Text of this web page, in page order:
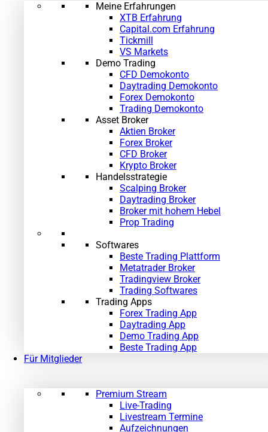
Meine Erfahrungen
XTB Erfahrung
Capital.com Erfahrung
Tickmill
VS Markets
Demo Trading
CFD Demokonto
Daytrading Demokonto
Forex Demokonto
Trading Demokonto
Asset Broker
Aktien Broker
Forex Broker
CFD Broker
Krypto Broker
Handelsstrategie
Scalping Broker
Daytrading Broker
Broker mit hohem Hebel
Prop Trading
Softwares
Beste Trading Plattform
Metatrader Broker
Tradingview Broker
Trading Softwares
Trading Apps
Forex Trading App
Daytrading App
Demo Trading App
Beste Trading App
Für Mitglieder
Premium Stream
Live-Trading
Livestream Termine
Aufzeichnungen